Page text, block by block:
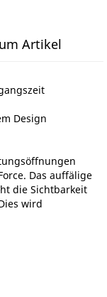
Artikel
Design
Das auffälige
die Sichtbarkeit
wird